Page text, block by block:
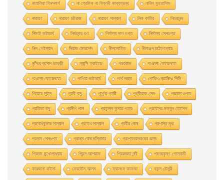
নাতালিয়া গিনসবার্গ না প্রেমিক না বিপ্লবী কাব্যগ্রন্থ নাবিল মুহতাসিম
নারায়ণ নারায়ণ চট্টরাজ নারায়ণ সান্যাল নিক কার্টার নিগুরানন্দ
নিমাই ভট্টাচার্য নির্মলেন্দু গুণ নির্মাল্য দাশ গুপ্ত নির্মাল্য সেনগুপ্ত
নিল গেইম্যান নিয়াজ মোরশেদ নীললােহিত নীলাঞ্জন চট্টোপাধ্যায়
নৃসিংহপ্রসাদ ভাদুড়ী ন্যান্সি ফ্রাইডে পরশুরাম পাওলাে কোয়েলহাে
পাওলাে কোয়েলহো পাপিয়া ভট্টাচার্য পার্থ দত্ত পােজিও ব্রাচ্চিও লিনি
পিয়েরে লুইস পূরবী বসু পূর্ণেন্দু পত্রী পৃথ্বীরাজ সেন প্রচেত গুপ্ত
প্রতিভা বসু প্রদীপ পাল প্রফুল্ল কুমার পাত্র প্রফেসর মকবুল হােসেন
প্রবােধকুমার সান্যাল প্রবােধ সান্যাল প্রবীর ঘােষ প্রশান্ত মৃধা
প্রসাদ সেনগুপ্ত প্রান্ত ঘোষ দস্তিদার প্রাপ্তবয়স্কদের জন্য
প্রিতম মুখোপাধ্যায় প্রিন্স আশরাফ প্রিয়ব্রত নন্দী প্ৰণয়কৃষ্ণ গোস্বামী
ফারজানা রাইসা ফেরদৌস আলম ফ্রানৎস কাফকা বকুল চৌধুরী